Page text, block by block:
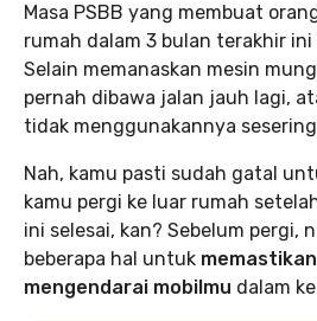
Masa PSBB yang membuat
rumah dalam 3 bulan terakhir ini
Selain memanaskan mesin
pernah dibawa jalan jauh lagi,
tidak menggunakannya
Nah, kamu pasti sudah gatal
kamu pergi ke luar rumah
ini selesai, kan? Sebelum pergi,
beberapa hal untuk
mengendarai mobilmu dalam